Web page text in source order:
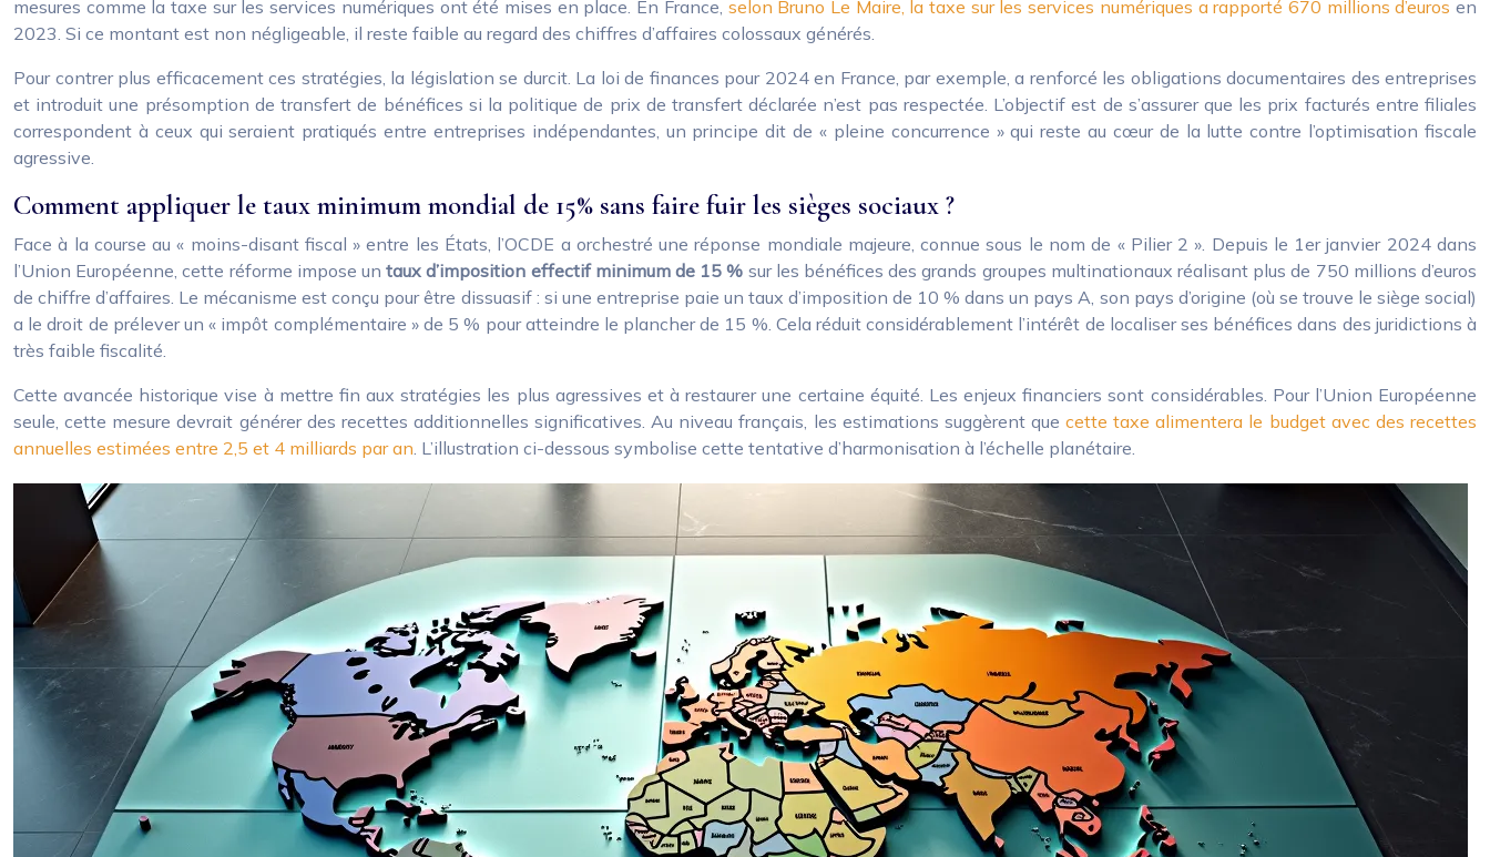
mesures comme la taxe sur les services numériques ont été mises en place. En France, selon Bruno Le Maire, la taxe sur les services numériques a rapporté 670 millions d’euros en
2023. Si ce montant est non négligeable, il reste faible au regard des chiffres d’affaires colossaux générés.
Pour contrer plus efficacement ces stratégies, la législation se durcit. La loi de finances pour 2024 en France, par exemple, a renforcé les obligations documentaires des entreprises
et introduit une présomption de transfert de bénéfices si la politique de prix de transfert déclarée n’est pas respectée. L’objectif est de s’assurer que les prix facturés entre filiales
correspondent à ceux qui seraient pratiqués entre entreprises indépendantes, un principe dit de « pleine concurrence » qui reste au cœur de la lutte contre l’optimisation fiscale
agressive.
Comment appliquer le taux minimum mondial de 15% sans faire fuir les sièges sociaux ?
Face à la course au « moins-disant fiscal » entre les États, l’OCDE a orchestré une réponse mondiale majeure, connue sous le nom de « Pilier 2 ». Depuis le 1er janvier 2024 dans
l’Union Européenne, cette réforme impose untaux d’imposition effectif minimum de 15 % sur les bénéfices des grands groupes multinationaux réalisant plus de 750 millions d’euros
de chiffre d’affaires. Le mécanisme est conçu pour être dissuasif : si une entreprise paie un taux d’imposition de 10 % dans un pays A, son pays d’origine (où se trouve le siège social)
a le droit de prélever un « impôt complémentaire » de 5 % pour atteindre le plancher de 15 %. Cela réduit considérablement l’intérêt de localiser ses bénéfices dans des juridictions à
très faible fiscalité.
Cette avancée historique vise à mettre fin aux stratégies les plus agressives et à restaurer une certaine équité. Les enjeux financiers sont considérables. Pour l’Union Européenne
seule, cette mesure devrait générer des recettes additionnelles significatives. Au niveau français, les estimations suggèrent quecette taxe alimentera le budget avec des recettes
annuelles estimées entre 2,5 et 4 milliards par an. L’illustration ci-dessous symbolise cette tentative d’harmonisation à l’échelle planétaire.